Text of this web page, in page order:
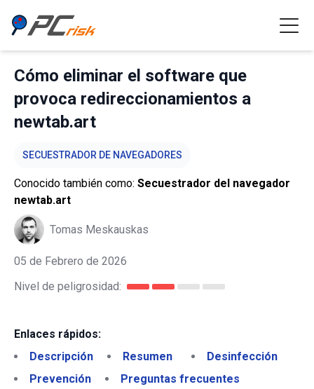
Cómo eliminar el software que
provoca redireccionamientos a
newtab.art
SECUESTRADOR DE NAVEGADORES
Conocido también como: Secuestrador del navegador
newtab.art
Tomas Meskauskas
05 de Febrero de 2026
Nivel de peligrosidad:
Enlaces rápidos:
Descripción
Resumen
Desinfección
Prevención
Preguntas frecuentes